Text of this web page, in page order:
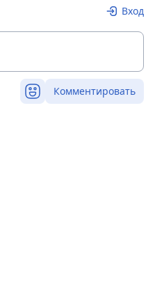
Вход
Комментировать